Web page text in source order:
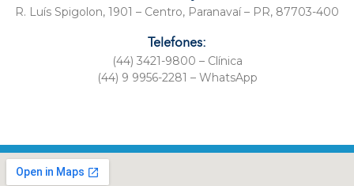
R. Luís Spigolon, 1901 – Centro, Paranavaí – PR, 87703-400
Telefones:
(44) 3421-9800 – Clínica
(44) 9 9956-2281 – WhatsApp